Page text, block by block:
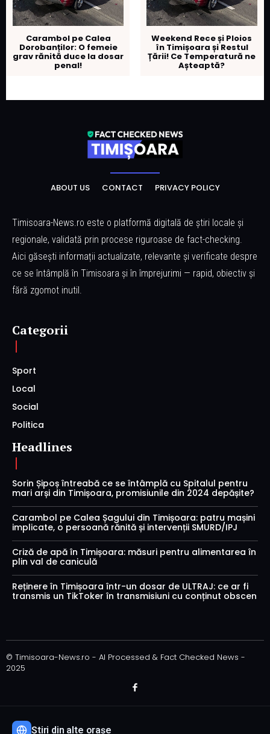
Carambol pe Calea
Dorobanților: O femeie
grav rănită duce la dosar
penal!
Weekend Rece și Ploios
în Timișoara și Restul
Țării! Ce Temperatură ne
Așteaptă?
ABOUT US CONTACT PRIVACY POLICY
Timisoara-News.ro este o platformă digitală de știri locale și
regionale, validată prin procese riguroase de fact-checking.
Aici găsești informații actualizate, relevante și verificate despre
ce se întâmplă în Timisoara și în împrejurimi — rapid, obiectiv și
fără zgomot inutil.
Categorii
Sport
Local
Social
Politica
Headlines
Sorin Șipoș întreabă ce se întâmplă cu Spitalul pentru
mari arși din Timișoara, promisiunile din 2024 depășite?
Carambol pe Calea Șagului din Timișoara: patru mașini
implicate, o persoană rănită și intervenții SMURD/IPJ
Criză de apă în Timișoara: măsuri pentru alimentarea în
plin val de caniculă
Reținere în Timișoara într-un dosar de ULTRAJ: ce ar fi
transmis un TikToker în transmisiuni cu conținut obscen
© Timisoara-News.ro - AI Processed & Fact Checked News -
2025
Știri din alte orașe